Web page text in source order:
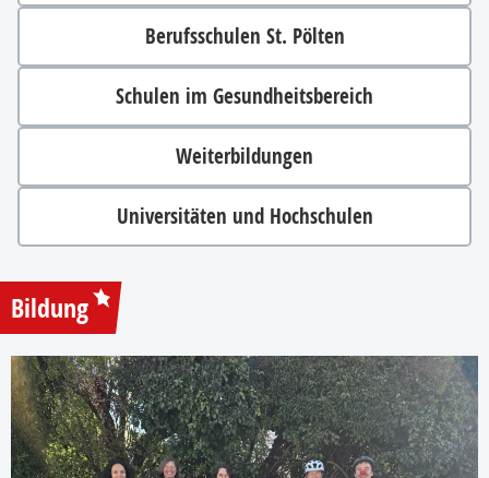
Berufsschulen St. Pölten
Schulen im Gesundheitsbereich
Weiterbildungen
Universitäten und Hochschulen
Bildung